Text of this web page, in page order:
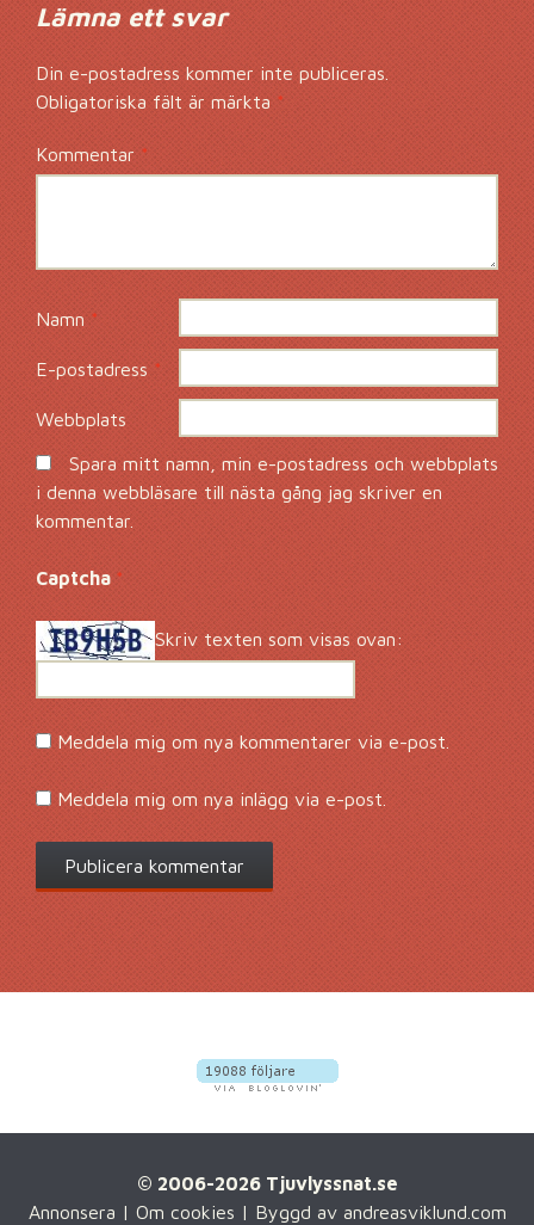
Lämna ett svar
Din e-postadress kommer inte publiceras.
Obligatoriska fält är märkta *
Kommentar*
Namn*
E-postadress*
Webbplats
Spara mitt namn, min e-postadress och webbplats
i denna webbläsare till nästa gång jag skriver en
kommentar.
Captcha*
Skriv texten som visas ovan:
Meddela mig om nya kommentarer via e-post.
Meddela mig om nya inlägg via e-post.
© 2006-2026 Tjuvlyssnat.se
Annonsera | Om cookies | Byggd av andreasviklund.com